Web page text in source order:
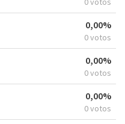
0,00%
0 votos
0,00%
0 votos
0,00%
0 votos